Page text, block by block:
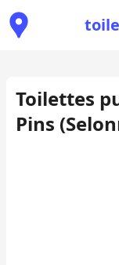
Toilettes
Pins